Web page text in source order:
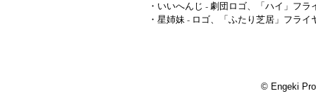
・いいへんじ - 劇団ロゴ、「ハイ」フラ
・星姉妹 - ロゴ、「ふたり芝居」フライ
© Engeki